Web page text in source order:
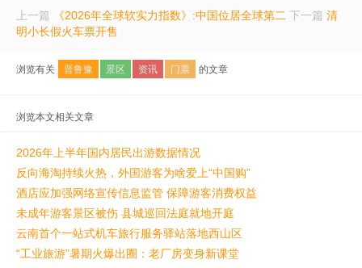
上一篇 《2026年全球软实力指数》:中国位居全球第二 下一篇 清
明小长假火车票开售
浏览有关 晋鲁豫 景区 资讯 门票 的文章
浏览本文相关文章
2026年上半年国内居民出游数据情况
反向海淘持续火热，外国游客为啥爱上“中国购”
酒店应加强网络宣传信息监管 保障游客消费权益
未成年游客景区被伤 县城巡回法庭就地开庭
云南首个一站式机车旅行服务驿站落地西山区
“工业旅游”暑期火爆出圈：老厂房变身新课堂